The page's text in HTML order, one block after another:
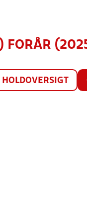
FORÅR
HOLDOVERSIGT